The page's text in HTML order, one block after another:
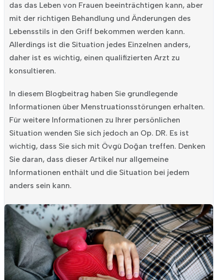
das das Leben von Frauen beeinträchtigen kann, aber
mit der richtigen Behandlung und Änderungen des
Lebensstils in den Griff bekommen werden kann.
Allerdings ist die Situation jedes Einzelnen anders,
daher ist es wichtig, einen qualifizierten Arzt zu
konsultieren.
In diesem Blogbeitrag haben Sie grundlegende
Informationen über Menstruationsstörungen erhalten.
Für weitere Informationen zu Ihrer persönlichen
Situation wenden Sie sich jedoch an Op. DR. Es ist
wichtig, dass Sie sich mit Övgü Doğan treffen. Denken
Sie daran, dass dieser Artikel nur allgemeine
Informationen enthält und die Situation bei jedem
anders sein kann.